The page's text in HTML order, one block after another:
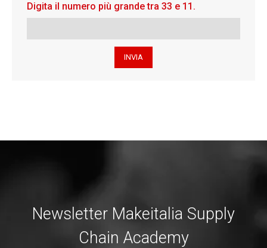
Digita il numero più grande tra 33 e 11.
Newsletter Makeitalia Supply
Chain Academy